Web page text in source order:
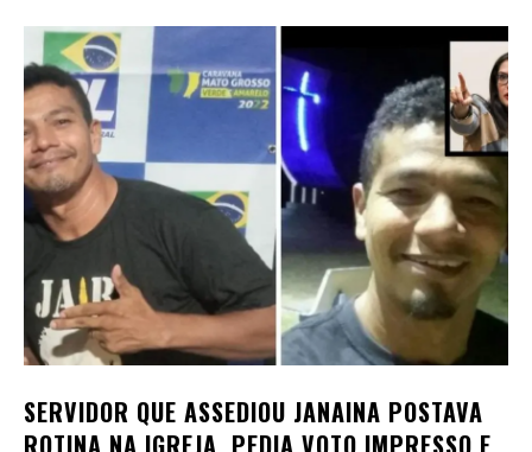
SERVIDOR QUE ASSEDIOU JANAINA POSTAVA
ROTINA NA IGREJA, PEDIA VOTO IMPRESSO E